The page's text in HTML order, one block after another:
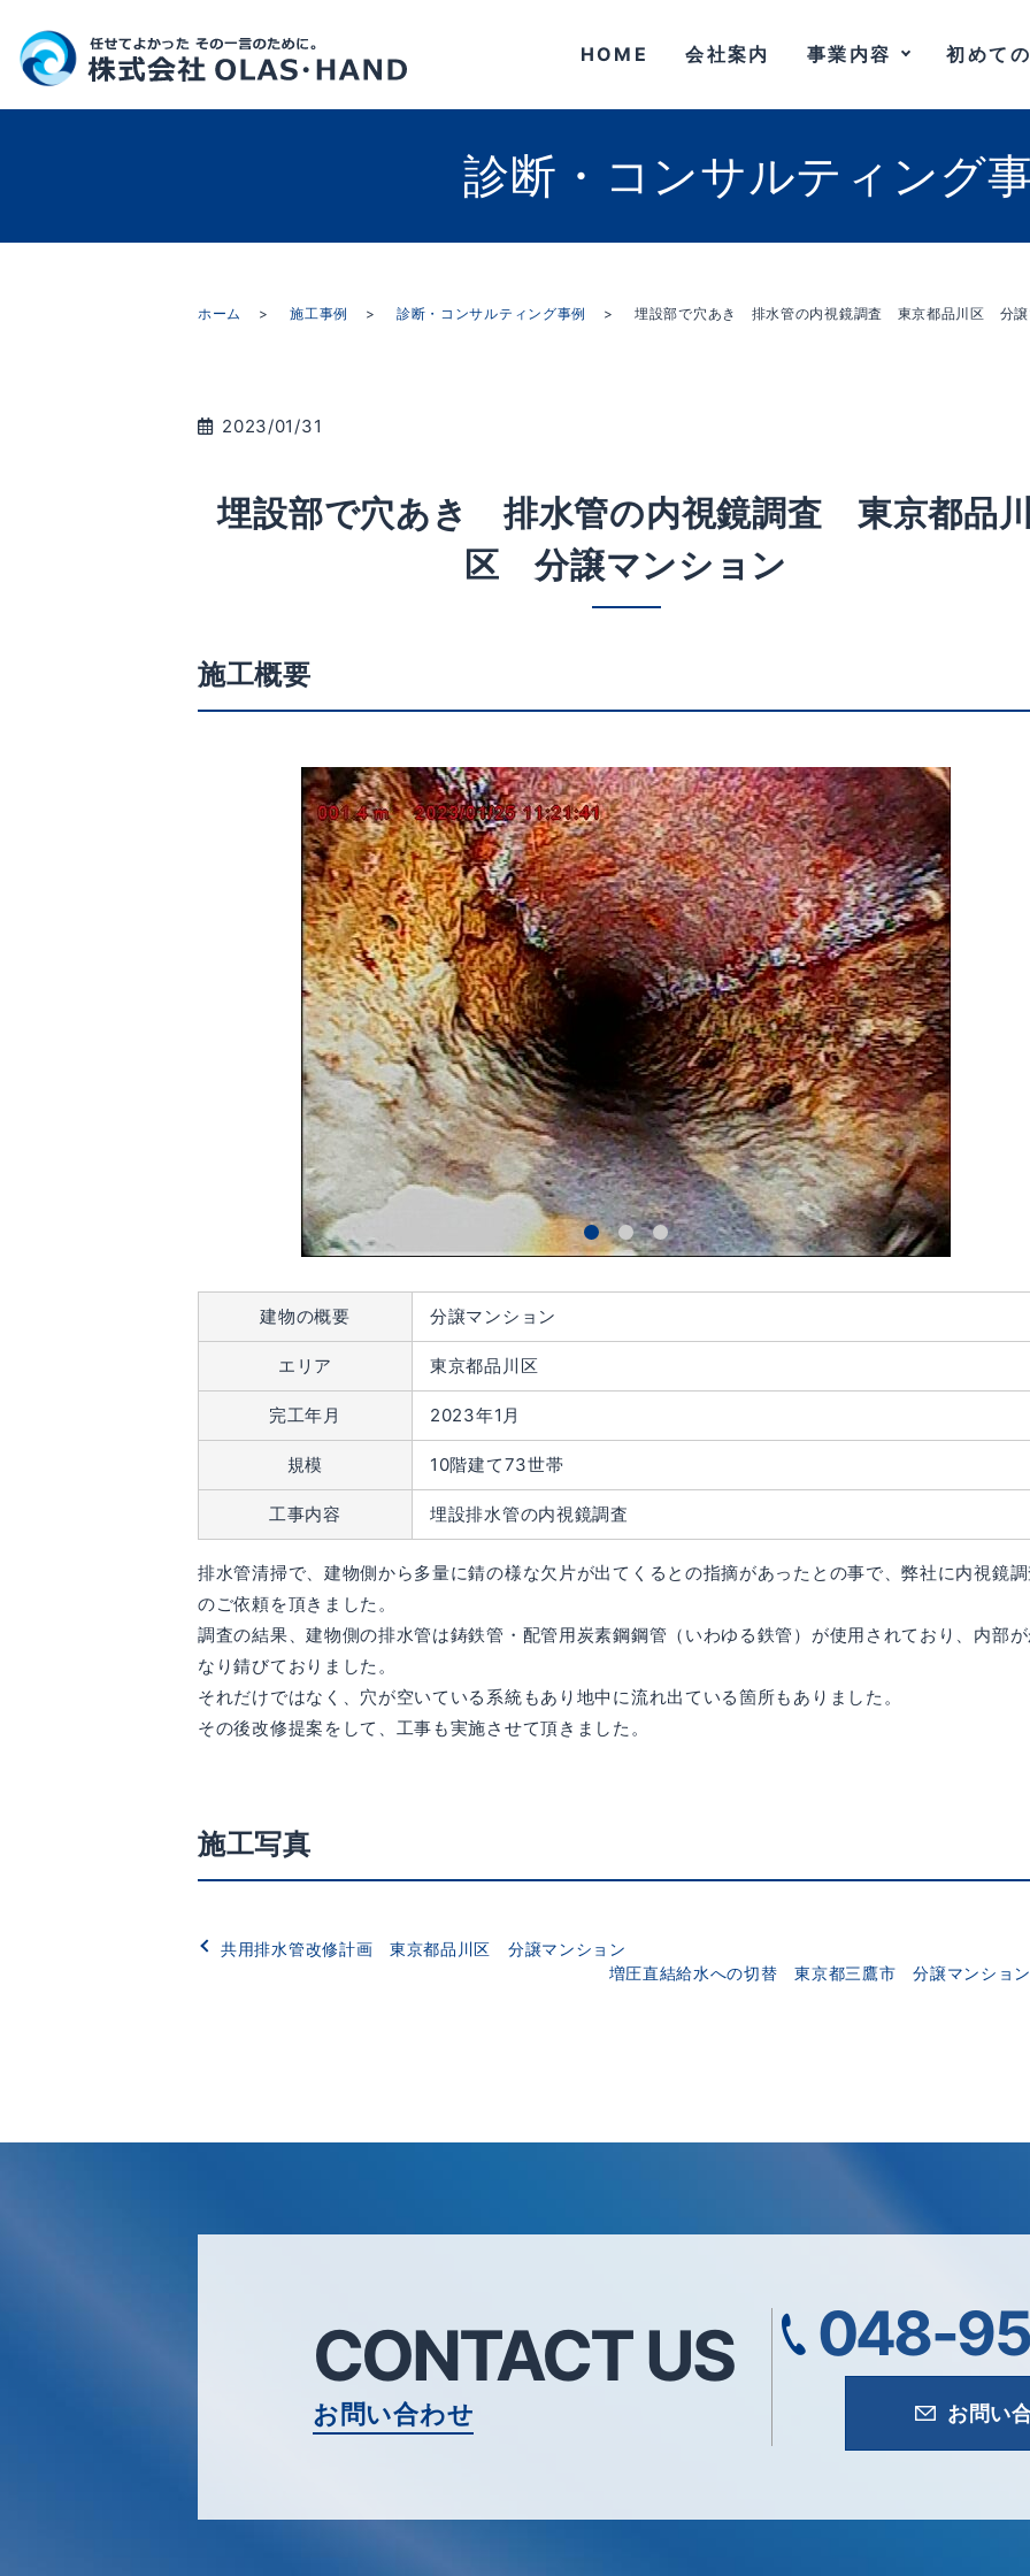
HOME 会社案内 事業内容 初めて
診断・コンサルティング
ホーム 施工事例 診断・コンサルティング事例 埋設部で穴あき 排水管の内視鏡調査 東京都品川区 分譲
2023/01/31
埋設部で穴あき 排水管の内視鏡調査 東京都品川
区 分譲マンション
施工概要
建物の概要 分譲マンション
エリア 東京都品川区
完工年月 2023年1月
規模 10階建て73世帯
工事内容 埋設排水管の内視鏡調査
排水管清掃で、建物側から多量に錆の様な欠片が出てくるとの指摘があったとの事で、弊社に内視鏡調
のご依頼を頂きました。
調査の結果、建物側の排水管は鋳鉄管・配管用炭素鋼鋼管（いわゆる鉄管）が使用されており、内部
なり錆びておりました。
それだけではなく、穴が空いている系統もあり地中に流れ出ている箇所もありました。
その後改修提案をして、工事も実施させて頂きました。
施工写真
共用排水管改修計画 東京都品川区 分譲マンション
増圧直結給水への切替 東京都三鷹市 分譲マンション
CONTACT US
お問い合わせ
048-
お問い